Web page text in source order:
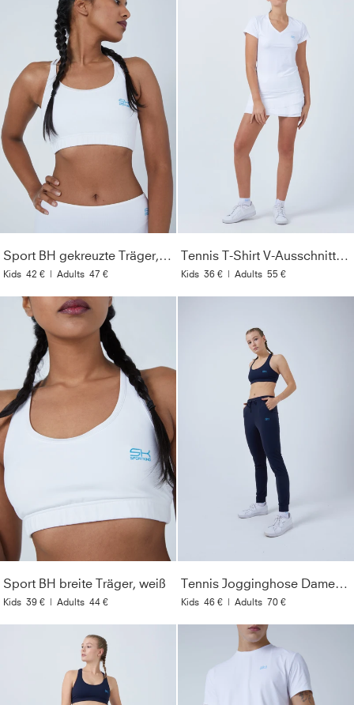
Sport BH gekreuzte Träger, weiß
Kids 42 € | Adults 47 €
Tennis T-Shirt V-Ausschnitt Damen & Mädchen, weiß
Kids 36 € | Adults 55 €
Sport BH breite Träger, weiß
Kids 39 € | Adults 44 €
Tennis Jogginghose Damen & Mädchen, navy blau
Kids 46 € | Adults 70 €